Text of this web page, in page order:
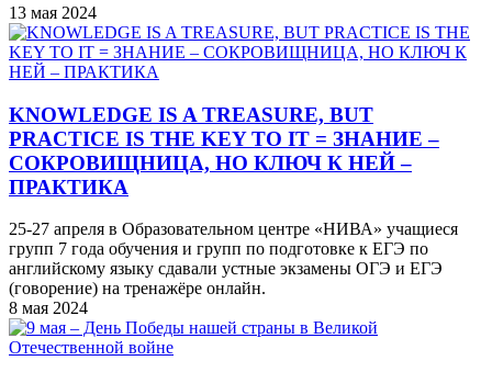
13 мая 2024
KNOWLEDGE IS A TREASURE, BUT
PRACTICE IS THE KEY TO IT = ЗНАНИЕ –
СОКРОВИЩНИЦА, НО КЛЮЧ К НЕЙ –
ПРАКТИКА
25-27 апреля в Образовательном центре «НИВА» учащиеся
групп 7 года обучения и групп по подготовке к ЕГЭ по
английскому языку сдавали устные экзамены ОГЭ и ЕГЭ
(говорение) на тренажёре онлайн.
8 мая 2024